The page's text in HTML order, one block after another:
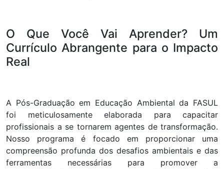
O Que Você Vai Aprender? Um
Currículo Abrangente para o Impacto
Real
A Pós-Graduação em Educação Ambiental da FASUL
foi meticulosamente elaborada para capacitar
profissionais a se tornarem agentes de transformação.
Nosso programa é focado em proporcionar uma
compreensão profunda dos desafios ambientais e das
ferramentas necessárias para promover a